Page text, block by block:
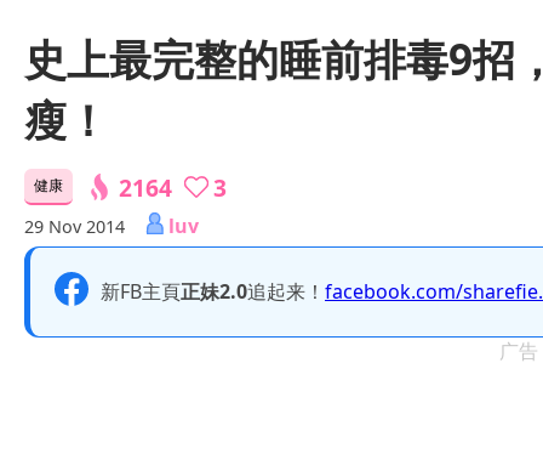
史上最完整的睡前排毒9招
瘦！
健康 2164 3
29 Nov 2014 luv
新FB主頁正妹2.0追起来！ facebook.com/
广